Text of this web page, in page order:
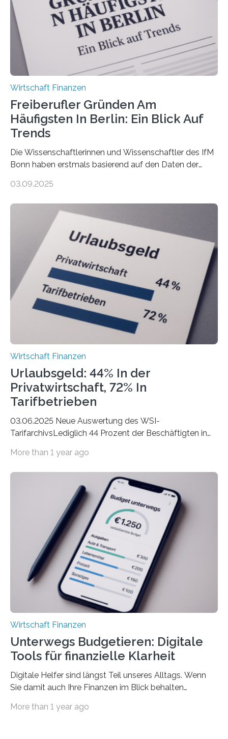
über 50 Jahre alt und wird in den nächsten Jahren eine
Nachfolgeregelung benötigen. Aber nur ein Drittel hat
bereits Regelungen…
Wirtschaft Finanzen
Freiberufler Gründen Am
Häufigsten In Berlin: Ein Blick Auf
Trends
Die Wissenschaftlerinnen und Wissenschaftler des IfM
Bonn haben erstmals basierend auf den Daten der
Landkreise mit den meisten Gründungen von
ist demnach Berlin. Betrachtet man nur die Gründungen
der Freiberuflerinnen, so liegt Leipzig an der Spitze. In
Berlin starteten in 2024 die meisten Personen in eine
eigene freiberufliche Existenz, dahinter folgten die
Städte Hamburg, München und Köln. Betrachtet man
hingegen die Existenzgründungsintensität – die Anzahl
der freiberuflichen Gründungen je…
03.09.2025
Wirtschaft Finanzen
Urlaubsgeld: 44% In der
Privatwirtschaft, 72% In
Tarifbetrieben
03.06.2025 Neue Auswertung des WSI-
TarifarchivsLediglich 44 Prozent der Beschäftigten in
tarifgebundenen Betrieben ist der Anteil mit 72 Prozent
Unterkünfte fast überall deutlich teurer geworden. Für
viele Beschäftigte ist deshalb das zumeist im Juni oder
Juli ausgezahlte Urlaubsgeld ein wichtiger Faktor, um
sich den wohlverdienten Jahresurlaub leisten zu
können. Allerdings erhält mit 44 Prozent noch nicht
einmal die Hälfte aller Beschäftigten in der
Privatwirtschaft Urlaubsgeld. Zu diesem…
More than 1 year ago
Wirtschaft Finanzen
Unterwegs Budgetieren: Digitale
Tools für finanzielle Klarheit
Digitale Helfer sind längst Teil unseres Alltags. Wenn
Sie damit auch Ihre Finanzen im Blick behalten
die genau das ermöglichen: Sie helfen Ihnen, Ausgaben
More than 1 year ago